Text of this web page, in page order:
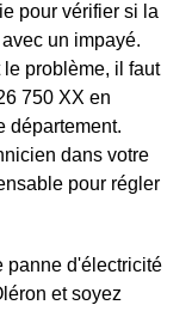
pour vérifier si la
un impayé.
le problème, il faut
750 XX en
département.
dans votre
pour régler
panne d'électricité
et soyez